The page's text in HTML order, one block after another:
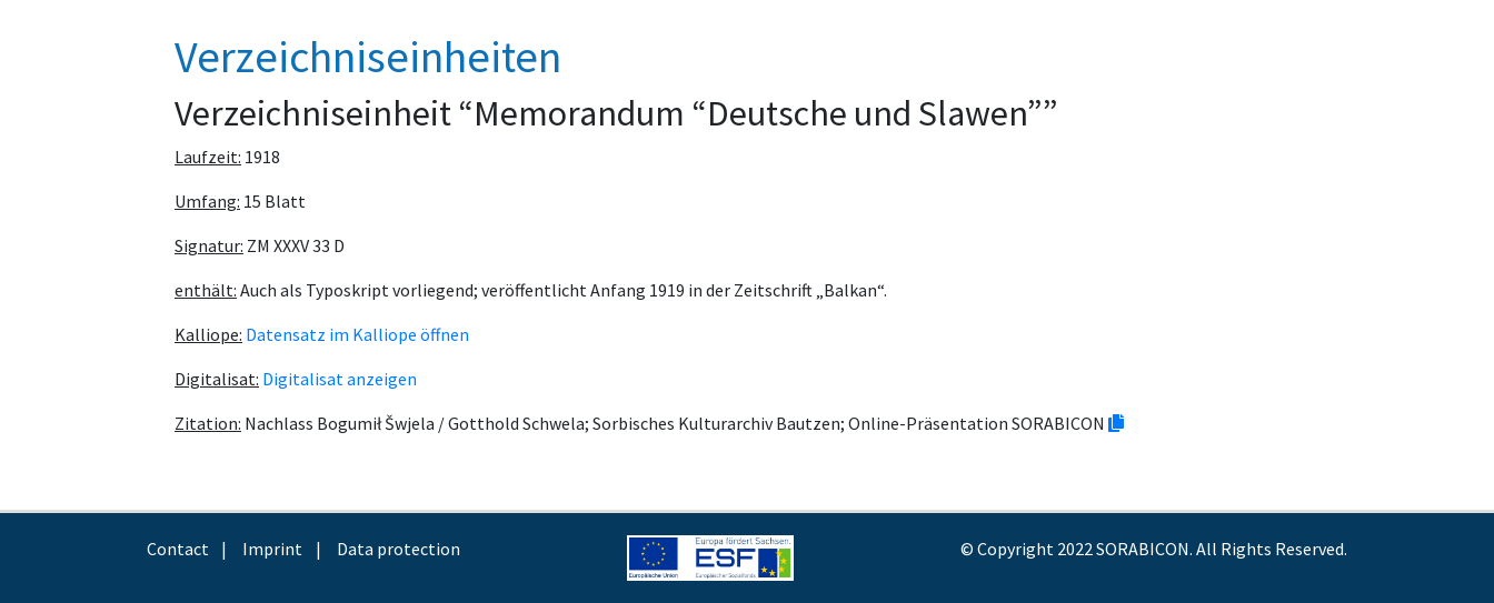
Verzeichniseinheiten
Verzeichniseinheit “Memorandum “Deutsche und Slawen””
Laufzeit: 1918
Umfang: 15 Blatt
Signatur: ZM XXXV 33 D
enthält: Auch als Typoskript vorliegend; veröffentlicht Anfang 1919 in der Zeitschrift „Balkan“.
Kalliope: Datensatz im Kalliope öffnen
Digitalisat: Digitalisat anzeigen
Zitation: Nachlass Bogumił Šwjela / Gotthold Schwela; Sorbisches Kulturarchiv Bautzen; Online-Präsentation SORABICON
Contact Imprint Data protection © Copyright 2022 SORABICON. All Rights Reserved.